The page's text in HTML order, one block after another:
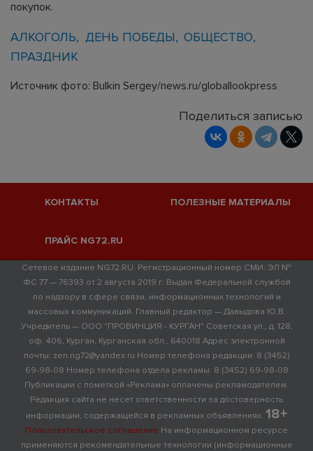
покупок.
АЛКОГОЛЬ ДЕНЬ ПОБЕДЫ
ОБЩЕСТВО
ПРАЗДНИК
Источник фото: Bulkin Sergey/news.ru/globallookpress
Поделиться записью
КОНТАКТЫ ПОЛЕЗНЫЕ МАТЕРИАЛЫ
ПРАЙС NG72.RU
Сетевое издание NG72.RU. Регистрационный номер СМИ: ЭЛ №
ФС 77 — 76393 от 2 августа 2019 г. Выдан Федеральной службой
по надзору в сфере связи, информационных технологий и
массовых коммуникаций. Главный редактор — Давыдова Ю.В.
Учредитель — ООО "ПРОВИНЦИЯ - КУРГАН" Советская ул., д. 128,
оф. 406, Курган, Курганская обл., 640018 Адрес электронной
почты: zen.ng72@yandex.ru Номер телефона редакции: 8 (3452)
69-98-08 Номер телефона отдела рекламы: 8 (3452) 69-98-08
Публикации с пометкой «Реклама» оплачены рекламодателем.
Редакция сайта не несет ответственности за достоверность
информации, содержащейся в рекламных объявлениях. 18+
Пользовательское соглашение На информационном ресурсе
применяются рекомендательные технологии (информационные